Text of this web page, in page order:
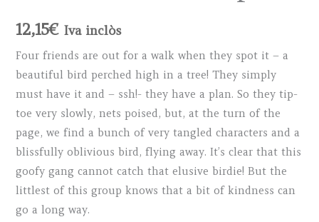
12,15€ Iva inclòs
Four friends are out for a walk when they spot it – a
beautiful bird perched high in a tree! They simply
must have it and – ssh!- they have a plan. So they tip-
toe very slowly, nets poised, but, at the turn of the
page, we find a bunch of very tangled characters and a
blissfully oblivious bird, flying away. It’s clear that this
goofy gang cannot catch that elusive birdie! But the
littlest of this group knows that a bit of kindness can
go a long way.